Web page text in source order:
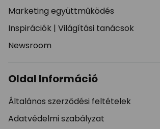
Marketing együttműködés
Inspirációk | Világítási tanácsok
Newsroom
Oldal Információ
Általános szerződési feltételek
Adatvédelmi szabályzat